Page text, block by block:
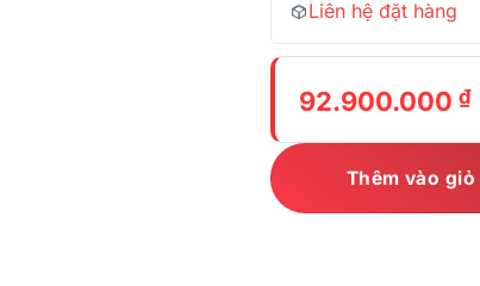
Liên hệ đặt hàng
92.900.000 ₫
Thêm vào giỏ